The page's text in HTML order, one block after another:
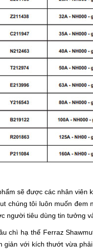
sẽ được các nhân
chúng tôi luôn muốn
người tiêu dùng tin tưởng
chì hạ thế Ferraz
giản với kích thướt vừa